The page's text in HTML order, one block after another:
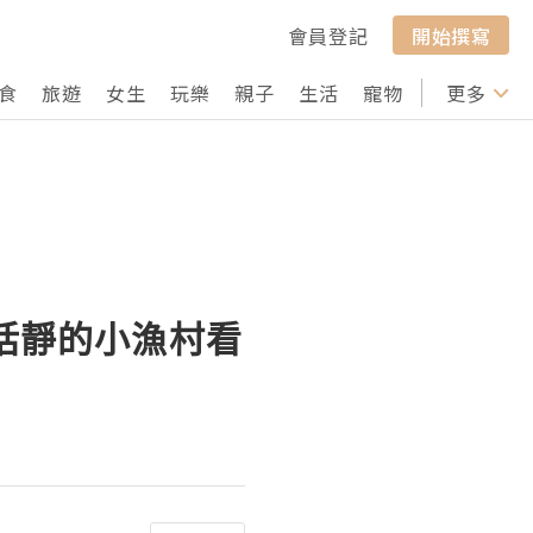
會員登記
開始撰寫
旅遊 女生 玩樂 親子 生活 寵物 行山 打卡
更多
靜的小漁村看